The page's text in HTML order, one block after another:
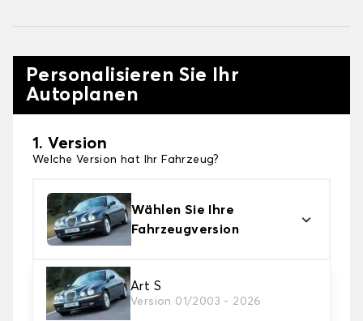
Personalisieren Sie Ihr
Autoplanen
1. Version
Welche Version hat Ihr Fahrzeug?
Wählen Sie Ihre
Fahrzeugversion
Art S
Version 01/2003 - 2026
2. Schutzniveau
Wählen Sie die passende Abdeckplane für Ihre
Bedürfnisse aus